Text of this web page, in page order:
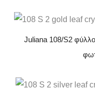
Juliana 108/S2